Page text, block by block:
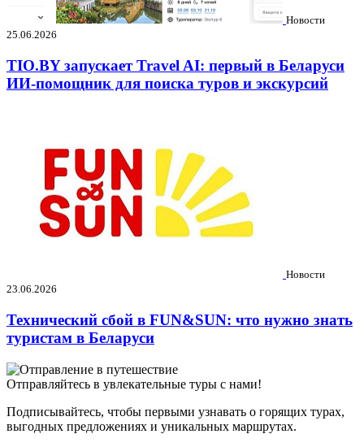
Новости
25.06.2026
TIO.BY запускает Travel AI: первый в Беларуси
ИИ-помощник для поиска туров и экскурсий
Новости
23.06.2026
Технический сбой в FUN&SUN: что нужно знать
туристам в Беларуси
Отправляйтесь в увлекательные туры с нами!
Подписывайтесь, чтобы первыми узнавать о горящих турах,
выгодных предложениях и уникальных маршрутах.